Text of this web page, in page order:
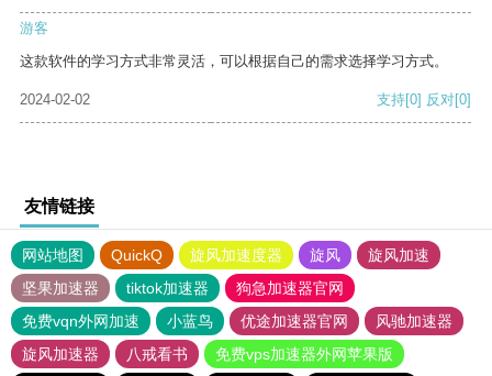
游客
这款软件的学习方式非常灵活，可以根据自己的需求选择学习方式。
2024-02-02 支持[0] 反对[0]
友情链接
网站地图 QuickQ 旋风加速度器 旋风
旋风加速
坚果加速器
tiktok加速器
狗急加速器官网
免费vqn外网加速
小蓝鸟 优途加速器官网
风驰加速器
旋风加速器
八戒看书 免费vps加速器外网苹果版